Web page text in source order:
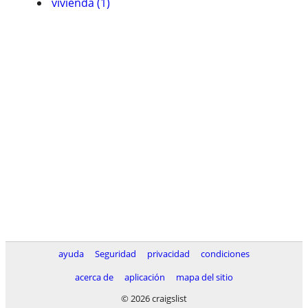
ayuda Seguridad privacidad
condiciones
acerca de
aplicación
mapa del sitio
© 2026 craigslist